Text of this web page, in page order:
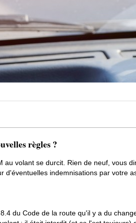
règles ?
au volant se durcit. Rien de neuf, vous
d'éventuelles indemnisations par votre
du Code de la route qu'il y a du